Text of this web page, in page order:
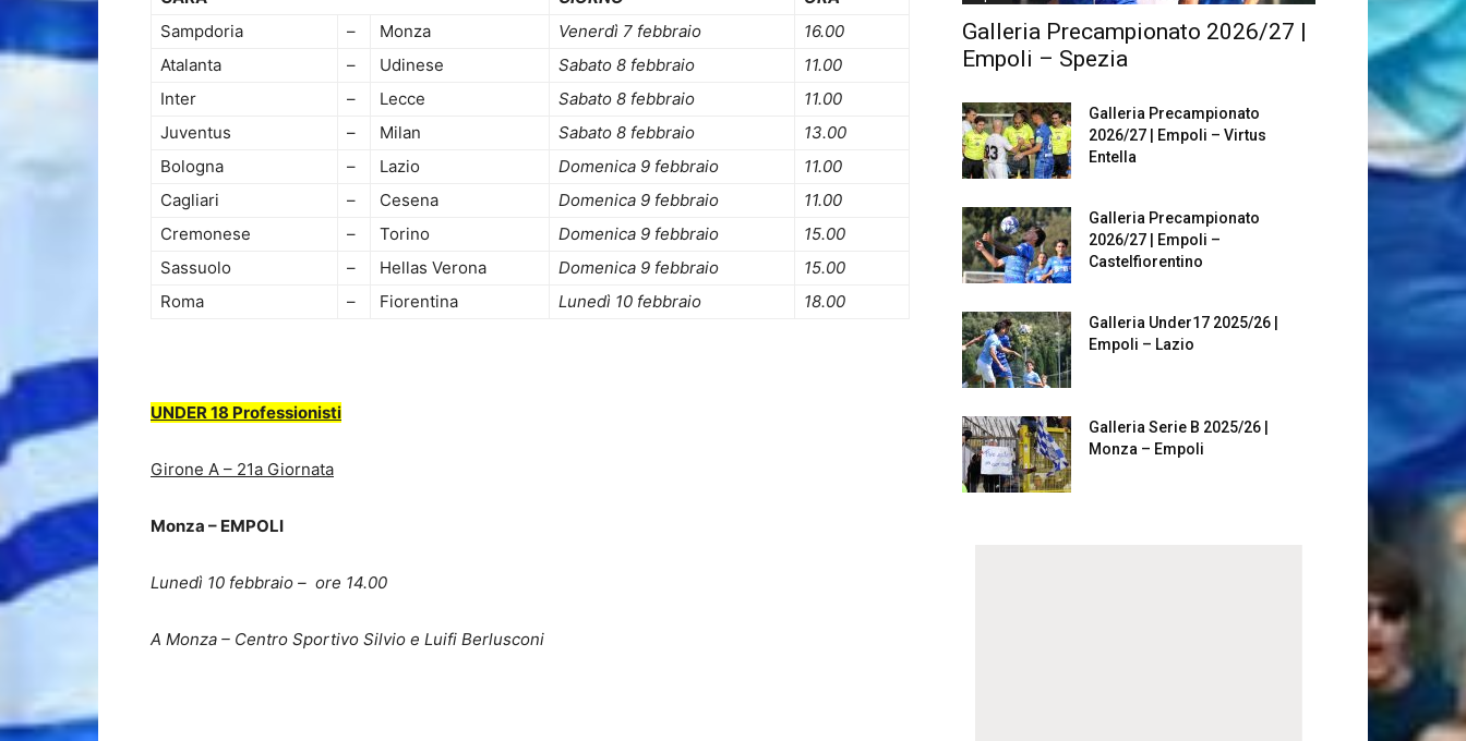
Sampdoria
– Monza Venerdì 7 febbraio
16.00
Atalanta
– Udinese Sabato 8 febbraio
11.00
Inter
– Lecce Sabato 8 febbraio
11.00
Juventus
– Milan Sabato 8 febbraio
13.00
Bologna
– Lazio Domenica 9 febbraio
11.00
Cagliari
– Cesena Domenica 9 febbraio
11.00
Cremonese
– Torino Domenica 9 febbraio
15.00
Sassuolo
– Hellas Verona Domenica 9 febbraio
15.00
Roma
– Fiorentina Lunedì 10 febbraio 18.00
UNDER 18 Professionisti
Girone A – 21a Giornata
Monza – EMPOLI
Lunedì 10 febbraio – ore 14.00
A Monza – Centro Sportivo Silvio e Luifi Berlusconi
Galleria Precampionato 2026/27 |
Empoli – Spezia
Galleria Precampionato
2026/27 | Empoli – Virtus
Entella
Galleria Precampionato
2026/27 | Empoli –
Castelfiorentino
Galleria Under17 2025/26 |
Empoli – Lazio
Galleria Serie B 2025/26 |
Monza – Empoli